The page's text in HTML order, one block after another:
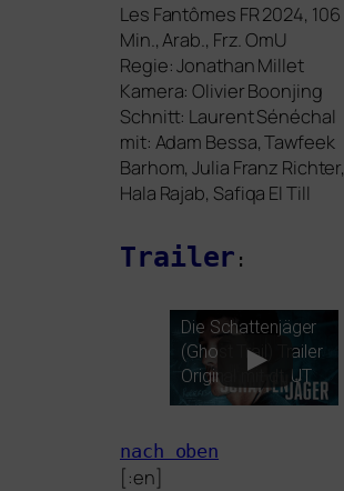
Les Fantômes FR2024, 106
Min., Arab., Frz. OmU
Regie: Jonathan Millet
Kamera: Olivier Boonjing
Schnitt: Laurent Sénéchal
mit: Adam Bessa, Tawfeek
Barhom, Julia Franz Richter,
Hala Rajab, Safiqa El Till
Trailer :
Die Schattenjäger
(Ghost Trail) Trailer
Original mit dt. UT
nach oben
[:en]